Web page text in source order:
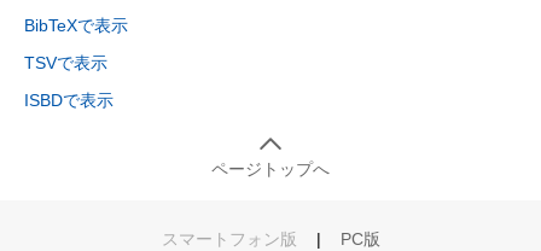
BibTeXで表示
TSVで表示
ISBDで表示
ページトップへ
スマートフォン版 | PC版